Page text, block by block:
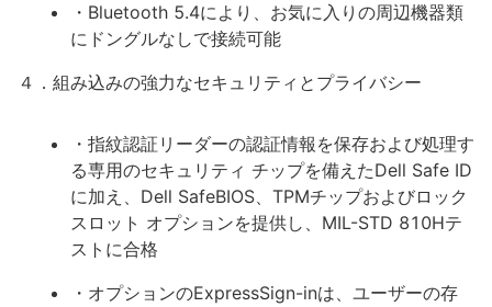
・Bluetooth 5.4により、お気に入りの周辺機器類
にドングルなしで接続可能
４．組み込みの強力なセキュリティとプライバシー
・指紋認証リーダーの認証情報を保存および処理す
る専用のセキュリティ チップを備えたDell Safe ID
に加え、Dell SafeBIOS、TPMチップおよびロック
スロット オプションを提供し、MIL-STD 810Hテ
ストに合格
・オプションのExpressSign-inは、ユーザーの存